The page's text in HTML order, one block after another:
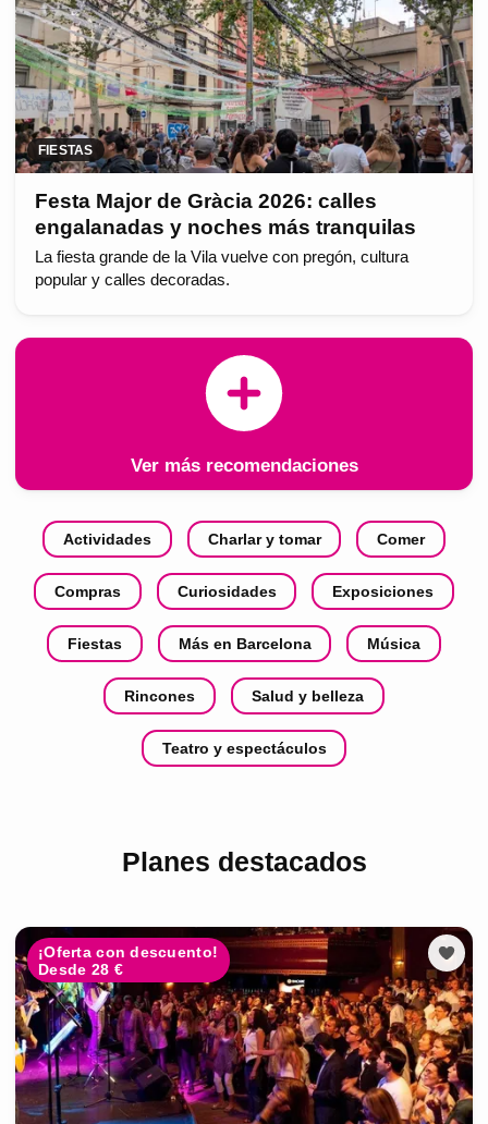
FIESTAS
Festa Major de Gràcia 2026: calles
engalanadas y noches más tranquilas
La fiesta grande de la Vila vuelve con pregón, cultura
popular y calles decoradas.
Ver más recomendaciones
Actividades Charlar y tomar Comer
Compras Curiosidades Exposiciones
Fiestas Más en Barcelona Música
Rincones Salud y belleza
Teatro y espectáculos
Planes destacados
¡Oferta con descuento!
Desde 28 €